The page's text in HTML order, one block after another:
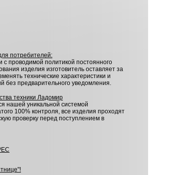
потребителей:
с проводимой политикой постоянного
изделия изготовитель оставляет за
технические характеристики и
без предварительного уведомления.
техники Ладомир
нашей уникальной системой
100% контроля, все изделия проходят
проверку перед поступлением в